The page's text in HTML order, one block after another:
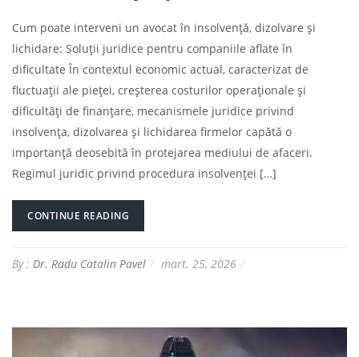
Cum poate interveni un avocat în insolvență, dizolvare și
lichidare: Soluții juridice pentru companiile aflate în
dificultate În contextul economic actual, caracterizat de
fluctuații ale pieței, creșterea costurilor operaționale și
dificultăți de finanțare, mecanismele juridice privind
insolvența, dizolvarea și lichidarea firmelor capătă o
importanță deosebită în protejarea mediului de afaceri.
Regimul juridic privind procedura insolvenței […]
CONTINUE READING
By : Dr. Radu Catalin Pavel mart. 25, 2026